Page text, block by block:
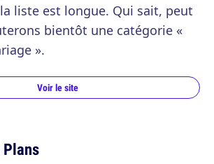
liste est longue. Qui sait, peut
bientôt une catégorie «
».
Voir le site
Plans